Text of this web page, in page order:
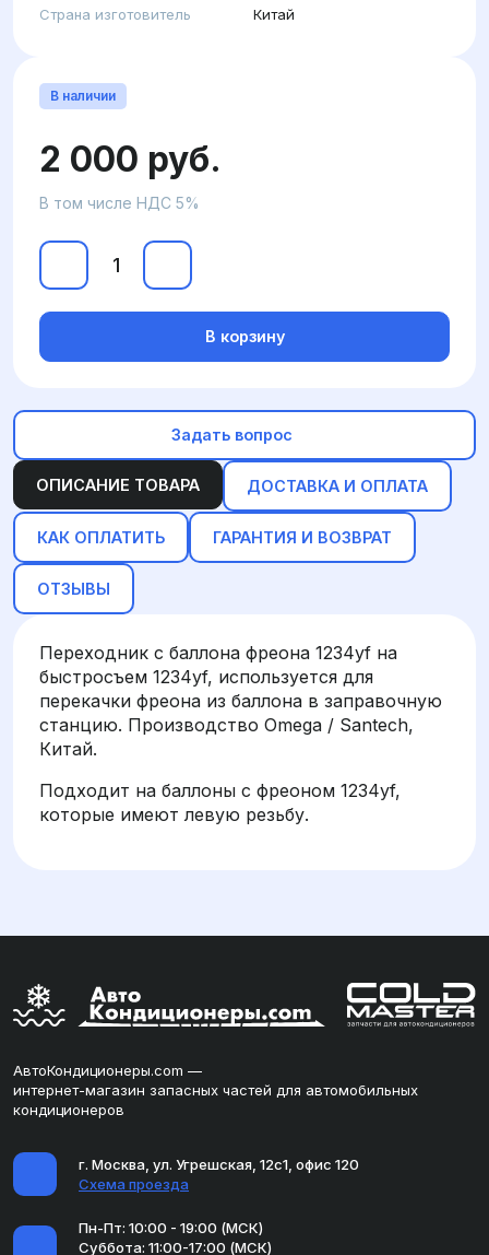
Страна изготовитель
Китай
ОПИСАНИЕ ТОВАРА ДОСТАВКА И ОПЛАТА
КАК ОПЛАТИТЬ ГАРАНТИЯ И ВОЗВРАТ
ОТЗЫВЫ
Переходник с баллона фреона 1234yf на
быстросъем 1234yf, используется для
перекачки фреона из баллона в заправочную
станцию. Производство Omega / Santech,
Китай.
Подходит на баллоны с фреоном 1234yf,
которые имеют левую резьбу.
В наличии
2 000 руб.
В том числе НДС 5%
В корзину
Задать вопрос
АвтоКондиционеры.com —
интернет-магазин запасных частей для автомобильных
кондиционеров
г. Москва, ул. Угрешская, 12с1, офис 120
Схема проезда
Пн-Пт: 10:00 - 19:00 (МСК)
Суббота: 11:00-17:00 (МСК)